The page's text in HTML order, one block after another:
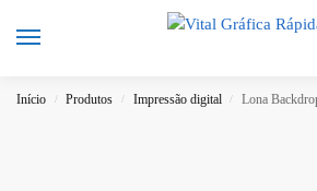
Início / Produtos / Impressão digital / Lona